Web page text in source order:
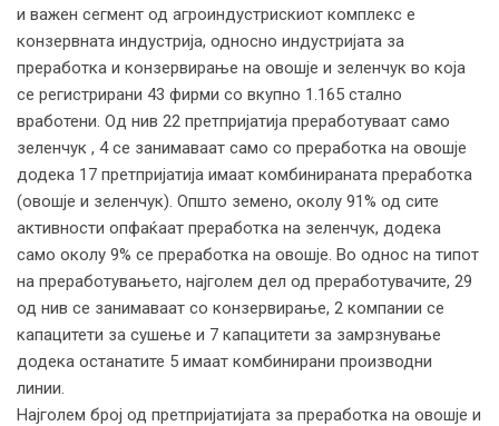
и важен сегмент од агроиндустрискиот комплекс е
конзервната индустрија, односно индустријата за
преработка и конзервирање на овошје и зеленчук во која
се регистрирани 43 фирми со вкупно 1.165 стално
вработени. Од нив 22 претпријатија преработуваат само
зеленчук , 4 се занимаваат само со преработка на овошје
додека 17 претпријатија имаат комбинираната преработка
(овошје и зеленчук). Општо земено, околу 91% од сите
активности опфаќаат преработка на зеленчук, додека
само околу 9% се преработка на овошје. Во однос на типот
на преработувањето, најголем дел од преработувачите, 29
од нив се занимаваат со конзервирање, 2 компании се
капацитети за сушење и 7 капацитети за замрзнување
додека останатите 5 имаат комбинирани производни
линии.
Најголем број од претпријатијата за преработка на овошје и